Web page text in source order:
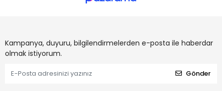
Kampanya, duyuru, bilgilendirmelerden e-posta ile haberdar
olmak istiyorum.
Gönder